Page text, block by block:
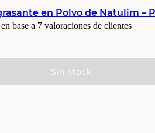
en Polvo de Natulim –
base a 7 valoraciones de clientes
Sin stock